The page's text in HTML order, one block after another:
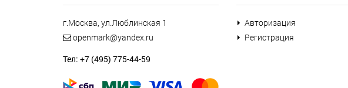
г.Москва, ул.Люблинская 1
openmark@yandex.ru
Тел: +7 (495) 775-44-59
Авторизация
Регистрация